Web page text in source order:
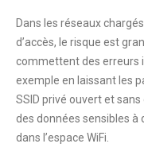
Dans les réseaux
d’accès, le risque est
commettent des erreurs
exemple en laissant les
SSID privé ouvert et
des données sensibles
dans l’espace WiFi.